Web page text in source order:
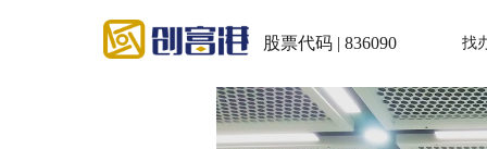
股票代码 | 836090 找